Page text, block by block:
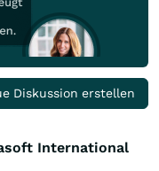
Diskussion erstellen
International